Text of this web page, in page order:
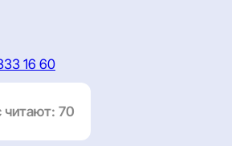
16 60
читают: 70